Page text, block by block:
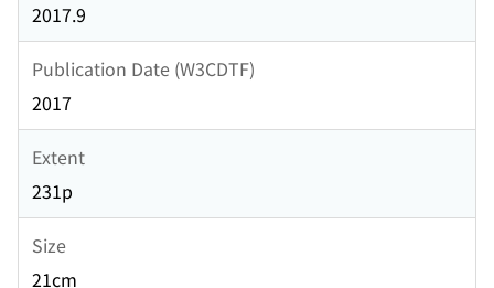
2017.9
Publication Date (W3CDTF)
2017
Extent
231p
Size
21cm